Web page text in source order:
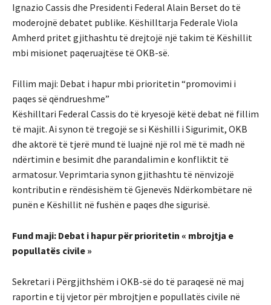
Ignazio Cassis dhe Presidenti Federal Alain Berset do të
moderojnë debatet publike. Këshilltarja Federale Viola
Amherd pritet gjithashtu të drejtojë një takim të Këshillit
mbi misionet paqeruajtëse të OKB-së.
Fillim maji: Debat i hapur mbi prioritetin “promovimi i
paqes së qëndrueshme”
Këshilltari Federal Cassis do të kryesojë këtë debat në fillim
të majit. Ai synon të tregojë se si Këshilli i Sigurimit, OKB
dhe aktorë të tjerë mund të luajnë një rol më të madh në
ndërtimin e besimit dhe parandalimin e konfliktit të
armatosur. Veprimtaria synon gjithashtu të nënvizojë
kontributin e rëndësishëm të Gjenevës Ndërkombëtare në
punën e Këshillit në fushën e paqes dhe sigurisë.
Fund maji: Debat i hapur për prioritetin « mbrojtja e
popullatës civile »
Sekretari i Përgjithshëm i OKB-së do të paraqesë në maj
raportin e tij vjetor për mbrojtjen e popullatës civile në